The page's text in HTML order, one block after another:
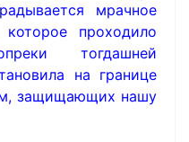
мрачное
которое проходило
тогдашней
на границе
защищающих нашу